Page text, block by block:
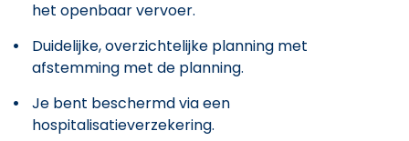
het openbaar vervoer.
Duidelijke, overzichtelijke planning met
afstemming met de planning.
Je bent beschermd via een
hospitalisatieverzekering.